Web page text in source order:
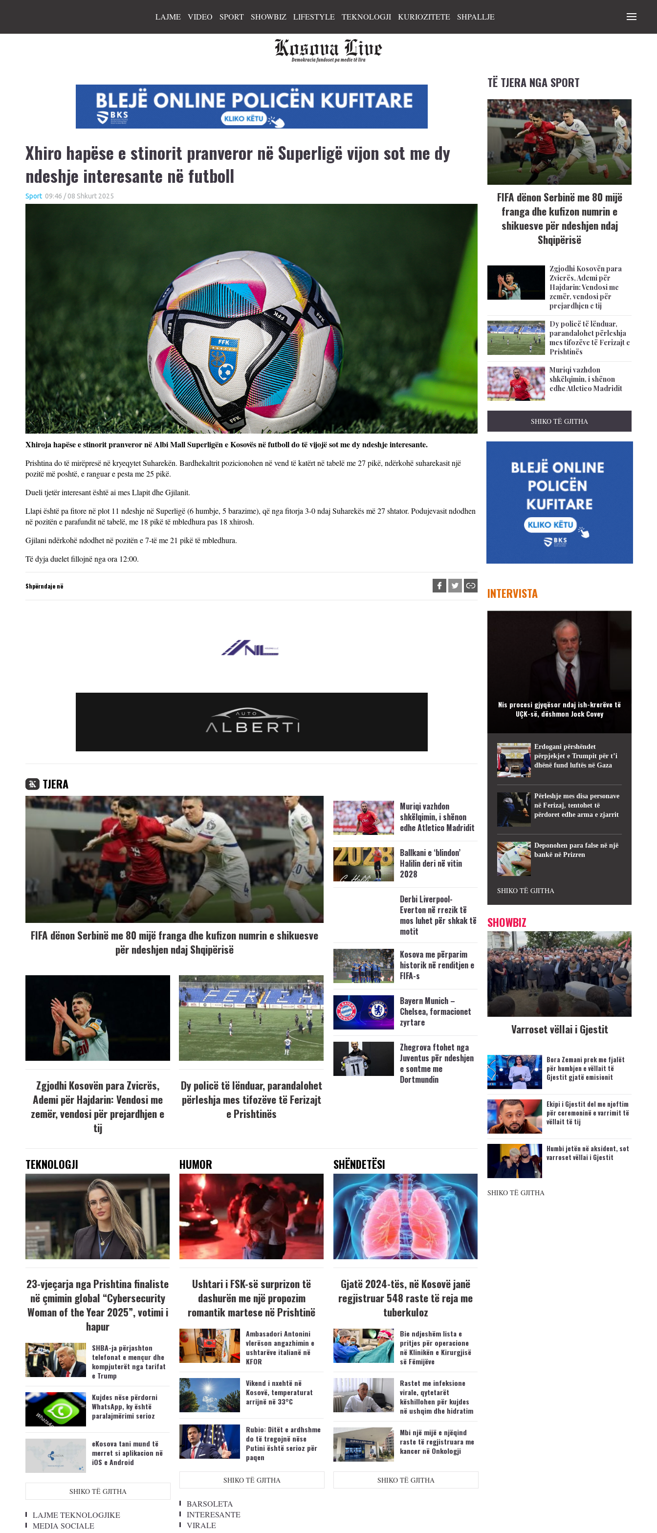
LAJME VIDEO SPORT SHOWBIZ LIFESTYLE TEKNOLOGJI KURIOZITETE SHPALLJE
Xhiro hapëse e stinorit pranveror në Superligë vijon sot me dy
ndeshje interesante në futboll
Sport 09:46 / 08 Shkurt 2025
Xhiroja hapëse e stinorit pranveror në Albi Mall Superligën e Kosovës në futboll do të vijojë sot me dy ndeshje interesante.
Prishtina do të mirëpresë në kryeqytet Suharekën. Bardhekaltrit pozicionohen në vend të katërt në tabelë me 27 pikë, ndërkohë suharekasit një
pozitë më poshtë, e ranguar e pesta me 25 pikë.
Dueli tjetër interesant është ai mes Llapit dhe Gjilanit.
Llapi është pa fitore në plot 11 ndeshje në Superligë (6 humbje, 5 barazime), që nga fitorja 3-0 ndaj Suharekës më 27 shtator. Podujevasit ndodhen
në pozitën e parafundit në tabelë, me 18 pikë të mbledhura pas 18 xhirosh.
Gjilani ndërkohë ndodhet në pozitën e 7-të me 21 pikë të mbledhura.
Të dyja duelet fillojnë nga ora 12:00.
Shpërndaje në
TJERA
FIFA dënon Serbinë me 80 mijë franga dhe kufizon numrin e shikuesve
për ndeshjen ndaj Shqipërisë
Zgjodhi Kosovën para Zvicrës,
Ademi për Hajdarin: Vendosi me
zemër, vendosi për prejardhjen e
tij
Dy policë të lënduar, parandalohet
përleshja mes tifozëve të Ferizajt
e Prishtinës
Muriqi vazhdon
shkëlqimin, i shënon
edhe Atletico Madridit
Ballkani e ‘blindon’
Halilin deri në vitin
2028
Derbi Liverpool-
Everton në rrezik të
mos luhet për shkak të
motit
Kosova me përparim
historik në renditjen e
FIFA-s
Bayern Munich –
Chelsea, formacionet
zyrtare
Zhegrova ftohet nga
Juventus për ndeshjen
e sontme me
Dortmundin
TEKNOLOGJI
23-vjeçarja nga Prishtina finaliste
në çmimin global “Cybersecurity
Woman of the Year 2025”, votimi i
hapur
SHBA-ja përjashton
telefonat e mençur dhe
kompjuterët nga tarifat
e Trump
Kujdes nëse përdorni
WhatsApp, ky është
paralajmërimi serioz
eKosova tani mund të
merret si aplikacion në
iOS e Android
SHIKO TË GJITHA
LAJME TEKNOLOGJIKE
MEDIA SOCIALE
HUMOR
Ushtari i FSK-së surprizon të
dashurën me një propozim
romantik martese në Prishtinë
Ambasadori Antonini
vlerëson angazhimin e
ushtarëve italianë në
KFOR
Vikend i nxehtë në
Kosovë, temperaturat
arrijnë në 33°C
Rubio: Ditët e ardhshme
do të tregojnë nëse
Putini është serioz për
paqen
SHIKO TË GJITHA
BARSOLETA
INTERESANTE
VIRALE
SHËNDETËSI
Gjatë 2024-tës, në Kosovë janë
regjistruar 548 raste të reja me
tuberkuloz
Bie ndjeshëm lista e
pritjes për operacione
në Klinikën e Kirurgjisë
së Fëmijëve
Rastet me infeksione
virale, qytetarët
këshillohen për kujdes
në ushqim dhe hidratim
Mbi një mijë e njëqind
raste të regjistruara me
kancer në Onkologji
SHIKO TË GJITHA
TË TJERA NGA SPORT
FIFA dënon Serbinë me 80 mijë
franga dhe kufizon numrin e
shikuesve për ndeshjen ndaj
Shqipërisë
Zgjodhi Kosovën para
Zvicrës, Ademi për
Hajdarin: Vendosi me
zemër, vendosi për
prejardhjen e tij
Dy policë të lënduar,
parandalohet përleshja
mes tifozëve të Ferizajt e
Prishtinës
Muriqi vazhdon
shkëlqimin, i shënon
edhe Atletico Madridit
SHIKO TË GJITHA
INTERVISTA
Nis procesi gjyqësor ndaj ish-krerëve të
UÇK-së, dëshmon Jock Covey
Erdogani përshëndet
përpjekjet e Trumpit për t’i
dhënë fund luftës në Gaza
Përleshje mes disa personave
në Ferizaj, tentohet të
përdoret edhe arma e zjarrit
Deponohen para false në një
bankë në Prizren
SHIKO TË GJITHA
SHOWBIZ
Varroset vëllai i Gjestit
Bora Zemani prek me fjalët
për humbjen e vëllait të
Gjestit gjatë emisionit
Ekipi i Gjestit del me njoftim
për ceremoninë e varrimit të
vëllait të tij
Humbi jetën në aksident, sot
varroset vëllai i Gjestit
SHIKO TË GJITHA